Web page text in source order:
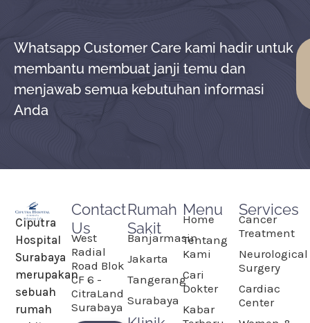
Whatsapp Customer Care kami hadir untuk
membantu membuat janji temu dan
menjawab semua kebutuhan informasi
Anda
Ciputra
Hospital
Surabaya
merupakan
sebuah
rumah
Services
Cancer
Treatment
Neurological
Surgery
Cardiac
Center
Menu
Home
Tentang
Kami
Cari
Dokter
Kabar
Rumah
Sakit
Banjarmasin
Jakarta
Tangerang
Surabaya
Contact
Us
West
Radial
Road Blok
CF 6 -
CitraLand
Surabaya